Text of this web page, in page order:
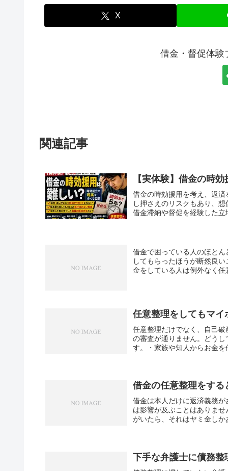
X
借金・督促体験
関連記事
【実体験】借金の時
借金の時効援用を考え、返
し押さえのリスクもあり、
借金滞納や督促を経験した立
借金で困っている人のほと
してもらったほうが断然良
金をしている人は例外なく任
任意整理をしてもマ
任意整理だけでなく、自己
の審査が通りません。どう
す。・家族や知人からお金を
借金の任意整理をする
借金は本人だけに返済義務
は影響が及ぶことはありま
がいたら、それはヤミ金し
下手な弁護士に債務